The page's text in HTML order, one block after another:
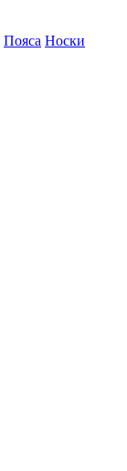
Пояса Носки